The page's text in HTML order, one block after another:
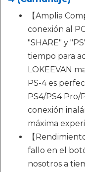
【Amplia
conexión al
"SHARE" y
tiempo para
LOKEEVAN
PS-4 es
PS4/PS4 Pro/
conexión
máxima
【
fallo en el
nosotros a